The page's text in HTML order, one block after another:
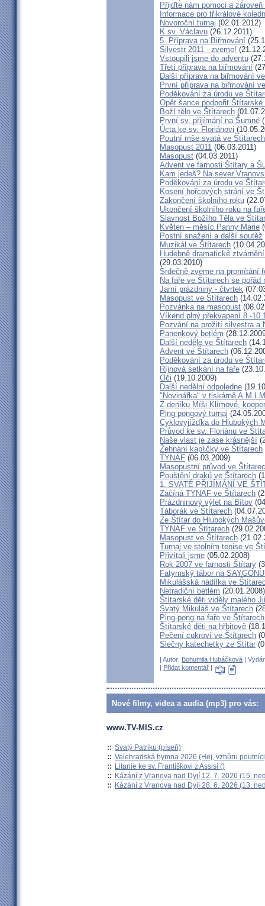
Přijďte nám pomoci a
Informace pro třikrálové
Novoroční turnaj (02.01.2012)
K sv. Václavu (26.12.2011)
5. Příprava na Biřmování
Silvestr 2011 - zveme!
Vstoupili jsme do adventu
Třetí příprava na biřmování
Další příprava na biřmování
První příprava na biřmování
Poděkování za úrodu ve
Opět šance podpořit Štítarské
Boží tělo ve Štítarech
První sv. přijímání na Šumné
Úcta ke sv. Floriánovi
Poutní mše svatá ve
Masopust 2011 (06.03.2011)
Masopust (04.03.2011)
Advent ve farnosti Štítary a
Kam jedeš? Na sever
Poděkování za úrodu ve
Kosení hořcových strání ve
Zakončení školního roku
Ukončení školního roku na
Slavnost Božího Těla ve
Květen – měsíc Panny Marie
Postní snažení a další soutěž
Muzikál ve Štítarech
Hudebně dramatické
(29.03.2010)
Srdečně zveme na promítání
Na faře ve Štítarech se pořád
Jarní prázdniny - čtvrtek
Masopust ve Štítarech
Pozvánka na masopust
Víkend plný překvapení 8.-
Pozvání na prožití silvestra a
Panenkový betlém
Další neděle ve Štítarech
Advent ve Štítarech
Poděkování za úrodu ve
Říjnová setkání na faře
Oči (19.10.2009)
Další nedělní odpoledne
"Novinářka" v tiskárně
Z deníku Míši Klímové,
Ping-pongový turnaj
Cyklovyjížďka do Hlubokých
Průvod ke sv. Floriánu ve
Naše vlast je zase krásnější
Žehnání kapličky ve Štítarech
TYNAF (06.03.2009)
Masopustní průvod ve
Pouštění draků ve Štítarech
1. SVATÉ PŘIJÍMÁNÍ VE
Začíná TYNAF ve Štítarech
Prázdninový výlet na Bítov
Táborák ve Štítarech
Ze Štítar do Hlubokých
TYNAF ve Štítarech
Masopust ve Štítarech
Turnaj ve stolním tenise ve
Přivítali jsme (05.02.2008)
Rok 2007 ve farnosti Štítary
Fatymský tábor na
Mikulášská nadílka ve
Netradiční betlém (20.01.2008)
Štítarské děti viděly malého
Svatý Mikuláš ve Štítarech
Ping-pong na faře ve Štítarech
Štítarské děti na hřbitově
Pečení cukroví ve Štítarech
Slečny katechetky ze Štítar
| Autor: Bohumila Hubáčková |
| Přidat komentář |
Nové filmy, videa a audia (mp3) pro vás:
www.TV-MIS.cz
:: Svatý Patriku (píseň)
:: Velehradská hymna 2026 (Hej, vzhůru
:: Litanie ke sv. Františkovi z Assisi ()
:: Kázání z Vranova nad Dyjí 12. 7. 2026 (15.
:: Kázání z Vranova nad Dyjí 28. 6. 2026 (13.